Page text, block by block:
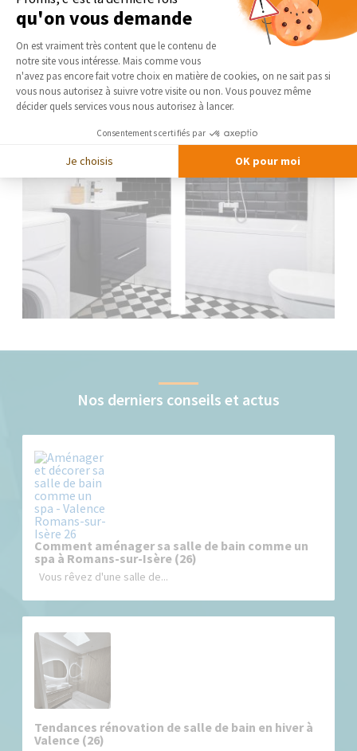
Nos derniers conseils et actus
Comment aménager sa salle de bain comme un
spa à Romans-sur-Isère (26)
Vous rêvez d'une salle de...
Tendances rénovation de salle de bain en hiver à
Valence (26)
qu'on vous demande
Plateforme de Gestion du
On est vraiment très content que le contenu de
notre site vous intéresse. Mais comme vous
n'avez pas encore fait votre choix en matière de cookies, on ne sait pas si
vous nous autorisez à suivre votre visite ou non. Vous pouvez même
décider quels services vous nous autorisez à lancer.
Consentements certifiés par
Je choisis OK pour moi
Axeptio consent